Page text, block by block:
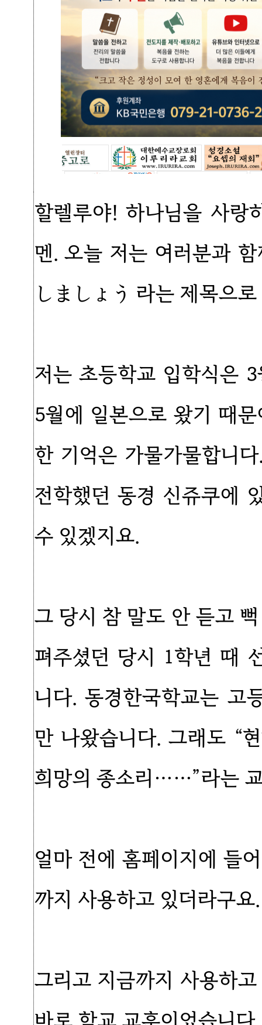
할렐루야! 하나님을 사랑
멘. 오늘 저는 여러분과
しましょう 라는 제목으
저는 초등학교 입학식은
5월에 일본으로 왔기 때
한 기억은 가물가물합니
전학했던 동경 신쥬쿠에
수 있겠지요.
그 당시 참 말도 안 듣고
펴주셨던 당시 1학년 때
니다. 동경한국학교는 고
만 나왔습니다. 그래도 “
희망의 종소리……”라는
얼마 전에 홈페이지에 들
까지 사용하고 있더라구
그리고 지금까지 사용하